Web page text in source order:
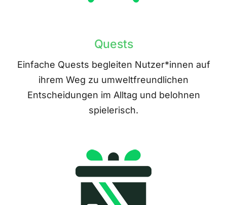
Quests
Einfache Quests begleiten Nutzer*innen auf
ihrem Weg zu umweltfreundlichen
Entscheidungen im Alltag und belohnen
spielerisch.